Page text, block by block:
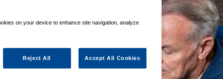
on your device to enhance site navigation, analyze
Reject All Accept All Cookies